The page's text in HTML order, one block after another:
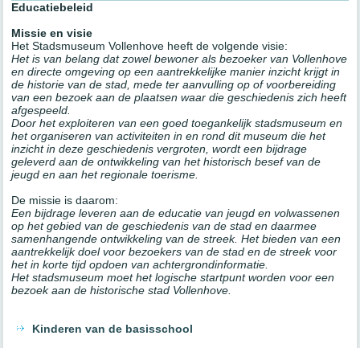
Educatiebeleid
Missie en visie
Het Stadsmuseum Vollenhove heeft de volgende visie:
Het is van belang dat zowel bewoner als bezoeker van Vollenhove
en directe omgeving op een aantrekkelijke manier inzicht krijgt in
de historie van de stad, mede ter aanvulling op of voorbereiding
van een bezoek aan de plaatsen waar die geschiedenis zich heeft
afgespeeld.
Door het exploiteren van een goed toegankelijk stadsmuseum en
het organiseren van activiteiten in en rond dit museum die het
inzicht in deze geschiedenis vergroten, wordt een bijdrage
geleverd aan de ontwikkeling van het historisch besef van de
jeugd en aan het regionale toerisme.
De missie is daarom:
Een bijdrage leveren aan de educatie van jeugd en volwassenen
op het gebied van de geschiedenis van de stad en daarmee
samenhangende ontwikkeling van de streek. Het bieden van een
aantrekkelijk doel voor bezoekers van de stad en de streek voor
het in korte tijd opdoen van achtergrondinformatie.
Het stadsmuseum moet het logische startpunt worden voor een
bezoek aan de historische stad Vollenhove.
Kinderen van de basisschool